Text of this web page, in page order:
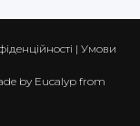
| Умови
by Eucalypfrom